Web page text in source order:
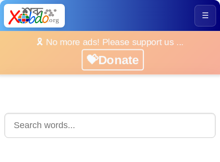
☰
🎗️ No more ads! Please support us ...
💝Donate